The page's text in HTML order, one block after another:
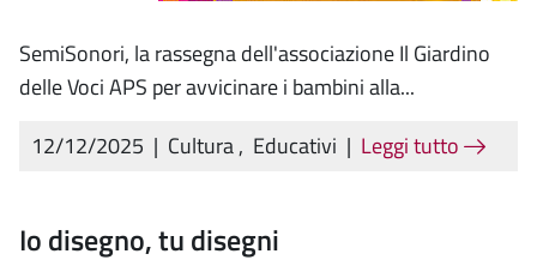
SemiSonori, la rassegna dell'associazione Il Giardino
delle Voci APS per avvicinare i bambini alla...
12/12/2025 | Cultura, Educativi | Leggi tutto
Io disegno, tu disegni